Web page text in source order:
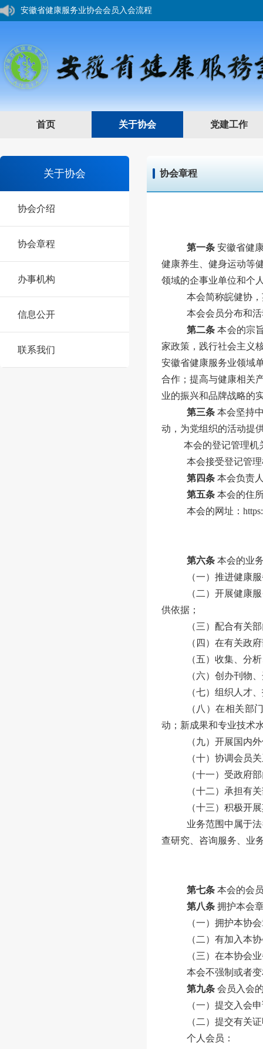
您好，欢迎来到安徽省健康服务业协会网站！
首页 关于协会 党建工作
关于协会
协会介绍
协会章程
办事机构
信息公开
联系我们
协会章程
第一条 安徽省健
健康养生、健身运动等
领域的企事业单位和个
本会简称皖健协
本会会员分布和
第二条 本会的宗
家政策，践行社会主义
安徽省健康服务业领域
合作；提高与健康相关
业的振兴和品牌战略的
第三条 本会坚持
动，为党组织的活动提
本会的登记管理机
本会接受登记管
第四条 本会负责
第五条 本会的住
本会的网址：
第六条 本会的业
（一）推进健康
（二）开展健康
供依据；
（三）配合有关
（四）在有关政
（五）收集、分
（六）创办刊物
（七）组织人才
（八）在相关部
动；新成果和专业技术
（九）开展国内
（十）协调会员
（十一）受政府
（十二）承担有
（十三）积极开
业务范围中属于
查研究、咨询服务、业
第七条 本会的会
第八条 拥护本会
（一）拥护本协
（二）有加入本
（三）在本协会
本会不强制或者
第九条 会员入会
（一）提交入会
（ 二 ）提交有关
个人会员：